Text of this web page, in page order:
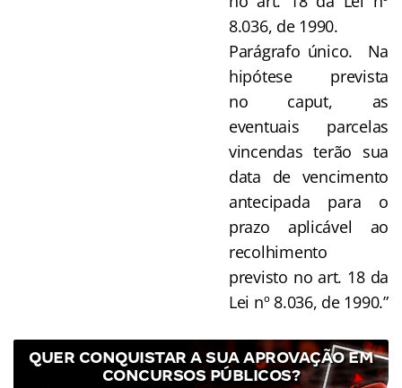
8.036, de 1990.
Parágrafo único. Na
hipótese prevista
no caput, as
eventuais parcelas
vincendas terão sua
data de vencimento
antecipada para o
prazo aplicável ao
recolhimento
previsto no art. 18 da
Lei nº 8.036, de 1990.”
QUER CONQUISTAR A SUA APROVAÇÃO EM
CONCURSOS PÚBLICOS?